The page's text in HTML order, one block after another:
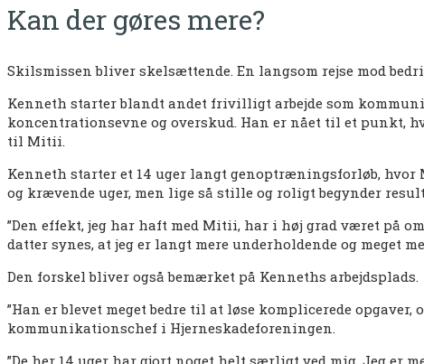
Kan der gøres mere?
Skilsmissen bliver skelsættende. En langsom rejse mod
Kenneth starter blandt andet frivilligt arbejde som
koncentrationsevne og overskud. Han er nået til et punkt,
til Mitii.
Kenneth starter et 14 uger langt genoptræningsforløb,
og krævende uger, men lige så stille og roligt begynder
”Den effekt, jeg har haft med Mitii, har i høj grad været på
datter synes, at jeg er langt mere underholdende og meget
Den forskel bliver også bemærket på Kenneths arbejdsplads.
”Han er blevet meget bedre til at løse komplicerede
kommunikationschef i Hjerneskadeforeningen.
”De her 14 uger har gjort noget helt særligt ved mig. Jeg er